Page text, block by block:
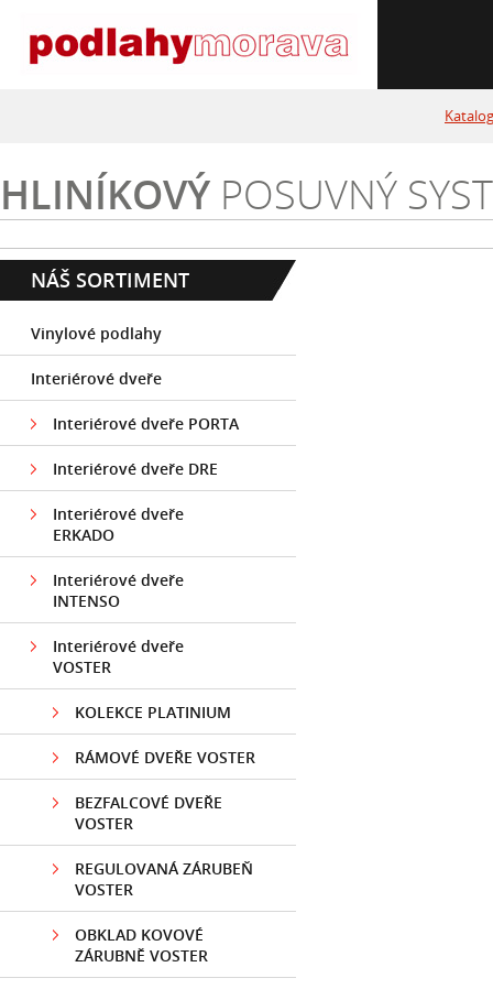
Katalog
HLINÍKOVÝ POSUVNÝ
NÁŠ SORTIMENT
Vinylové podlahy
Interiérové dveře
Interiérové dveře PORTA
Interiérové dveře DRE
Interiérové dveře
ERKADO
Interiérové dveře
INTENSO
Interiérové dveře
VOSTER
KOLEKCE PLATINIUM
RÁMOVÉ DVEŘE VOSTER
BEZFALCOVÉ DVEŘE
VOSTER
REGULOVANÁ ZÁRUBEŇ
VOSTER
OBKLAD KOVOVÉ
ZÁRUBNĚ VOSTER